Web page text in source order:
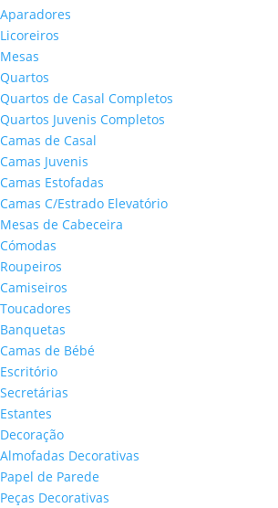
Aparadores
Licoreiros
Mesas
Quartos
Quartos de Casal Completos
Quartos Juvenis Completos
Camas de Casal
Camas Juvenis
Camas Estofadas
Camas C/Estrado Elevatório
Mesas de Cabeceira
Cómodas
Roupeiros
Camiseiros
Toucadores
Banquetas
Camas de Bébé
Escritório
Secretárias
Estantes
Decoração
Almofadas Decorativas
Papel de Parede
Peças Decorativas